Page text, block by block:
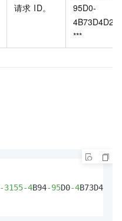
请求 ID。
95D0-
4B73D4D2*
***
-3155-4B94-95D0-4